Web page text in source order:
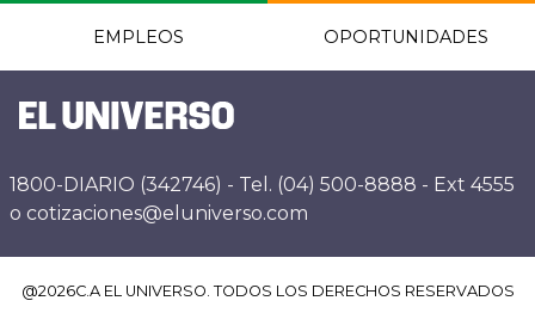
EMPLEOS OPORTUNIDADES
1800-DIARIO (342746) - Tel. (04) 500-8888 - Ext 4555
o cotizaciones@eluniverso.com
@2026C.A EL UNIVERSO. TODOS LOS DERECHOS RESERVADOS